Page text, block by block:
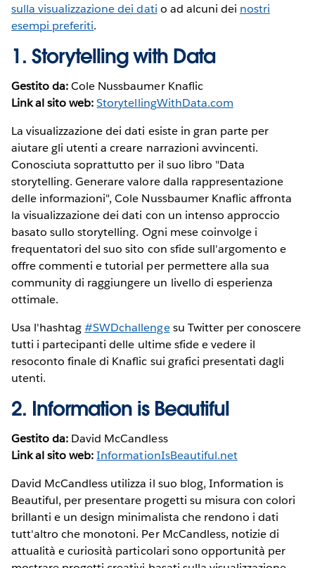
sulla visualizzazione dei dati o ad alcuni dei nostri
esempi preferiti.
1. Storytelling with Data
Gestito da:Cole Nussbaumer Knaflic
Link al sito web: StorytellingWithData.com
La visualizzazione dei dati esiste in gran parte per
aiutare gli utenti a creare narrazioni avvincenti.
Conosciuta soprattutto per il suo libro "Data
storytelling. Generare valore dalla rappresentazione
delle informazioni", Cole Nussbaumer Knaflic affronta
la visualizzazione dei dati con un intenso approccio
basato sullo storytelling. Ogni mese coinvolge i
frequentatori del suo sito con sfide sull'argomento e
offre commenti e tutorial per permettere alla sua
community di raggiungere un livello di esperienza
ottimale.
Usa l'hashtag#SWDchallengesu Twitter per conoscere
tutti i partecipanti delle ultime sfide e vedere il
resoconto finale di Knaflic sui grafici presentati dagli
utenti.
2. Information is Beautiful
Gestito da: David McCandless
Link al sito web: InformationIsBeautiful.net
David McCandless utilizza il suo blog, Information is
Beautiful, per presentare progetti su misura con colori
brillanti e un design minimalista che rendono i dati
tutt'altro che monotoni. Per McCandless, notizie di
attualità e curiosità particolari sono opportunità per